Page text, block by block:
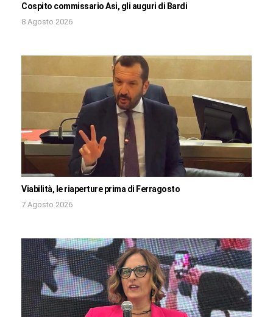
Cospito commissario Asi, gli auguri di Bardi
8 Agosto 2026
Viabilità, le riaperture prima di Ferragosto
7 Agosto 2026